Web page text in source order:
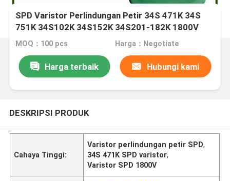
SPD Varistor Perlindungan Petir 34S 471K 34S
751K 34S102K 34S152K 34S201-182K 1800V
MOQ：100 pcs Harga：Negotiate
Harga terbaik Hubungi kami
DESKRIPSI PRODUK
Cahaya Tinggi:
Varistor perlindungan petir SPD,
34S 471K SPD varistor,
Varistor SPD 1800V